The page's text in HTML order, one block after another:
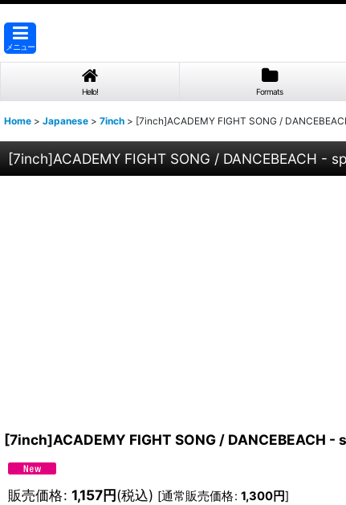
メニュー
Hello! Formats
Home > Japanese > 7inch > [7inch]ACADEMY FIGHT SONG /
[7inch]ACADEMY FIGHT SONG / DANCEBEACH -
[7inch]ACADEMY FIGHT SONG / DANCEBEACH -
販売価格: 1,157円(税込) [通常販売価格: 1,300円]